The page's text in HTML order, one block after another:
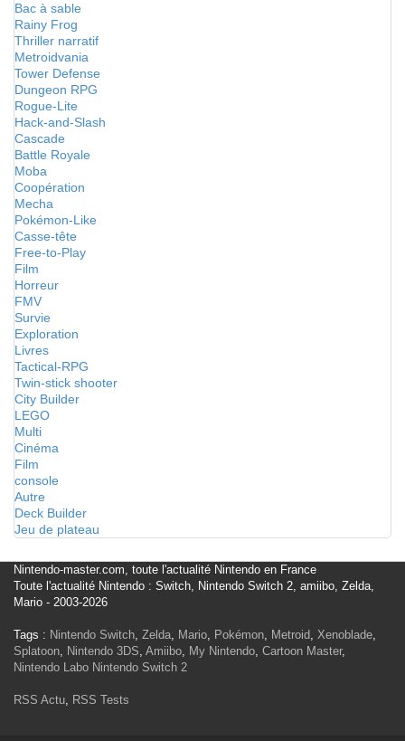
Bac à sable
Rainy Frog
Thriller narratif
Metroidvania
Tower Defense
Dungeon RPG
Rogue-Lite
Hack-and-Slash
Cascade
Battle Royale
Moba
Coopération
Mecha
Pokémon-Like
Casse-tête
Free-to-Play
Film
Horreur
FMV
Survie
Exploration
Livres
Tactical-RPG
Twin-stick shooter
City Builder
LEGO
Multi
Cinéma
Film
console
Autre
Deck Builder
Jeu de plateau
Nintendo-master.com, toute l'actualité Nintendo en France
Toute l'actualité Nintendo : Switch, Nintendo Switch 2, amiibo, Zelda,
Mario - 2003-2026
Tags : Nintendo Switch, Zelda, Mario, Pokémon, Metroid, Xenoblade,
Splatoon, Nintendo 3DS, Amiibo, My Nintendo, Cartoon Master,
Nintendo Labo Nintendo Switch 2
RSS Actu, RSS Tests